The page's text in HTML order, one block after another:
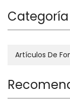
Categoría
Artículos De